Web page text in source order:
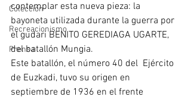
Colección
Recreacionismo
Prensa
contemplar esta nueva pieza: la
bayoneta utilizada durante la guerra por
el gudari BENITO GEREDIAGA UGARTE,
del batallón Mungia.
Este batallón, el número 40 del  Ejército
de Euzkadi, tuvo su origen en
septiembre de 1936 en el frente